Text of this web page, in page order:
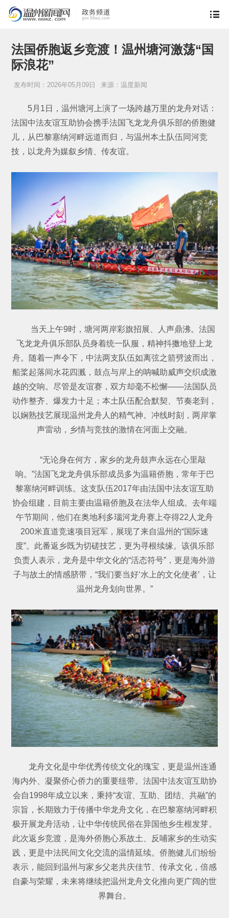
法国侨胞返乡竞渡！温州塘河激荡“国
际浪花”
发布时间：2026年05月09日 来源：温度新闻
5月1日，温州塘河上演了一场跨越万里的龙舟对话：
法国中法友谊互助协会携手法国飞龙龙舟俱乐部的侨胞健
儿，从巴黎塞纳河畔远道而归，与温州本土队伍同河竞
技，以龙舟为媒叙乡情、传友谊。
当天上午9时，塘河两岸彩旗招展、人声鼎沸。法国
飞龙龙舟俱乐部队员身着统一队服，精神抖擞地登上龙
舟。随着一声令下，中法两支队伍如离弦之箭劈波而出，
船桨起落间水花四溅，鼓点与岸上的呐喊助威声交织成激
越的交响。尽管是友谊赛，双方却毫不松懈——法国队员
动作整齐、爆发力十足；本土队伍配合默契、节奏老到，
以娴熟技艺展现温州龙舟人的精气神。冲线时刻，两岸掌
声雷动，乡情与竞技的激情在河面上交融。
“无论身在何方，家乡的龙舟鼓声永远在心里敲
响。”法国飞龙龙舟俱乐部成员多为温籍侨胞，常年于巴
黎塞纳河畔训练。这支队伍2017年由法国中法友谊互助
协会组建，目前主要由温籍侨胞及在法华人组成。去年端
午节期间，他们在奥地利多瑙河龙舟赛上夺得22人龙舟
200米直道竞速项目冠军，展现了来自温州的“国际速
度”。此番返乡既为切磋技艺，更为寻根续缘。该俱乐部
负责人表示，龙舟是中华文化的“活态符号”，更是海外游
子与故土的情感脐带，“我们要当好‘水上的文化使者’，让
温州龙舟划向世界。”
龙舟文化是中华优秀传统文化的瑰宝，更是温州连通
海内外、凝聚侨心侨力的重要纽带。法国中法友谊互助协
会自1998年成立以来，秉持“友谊、互助、团结、共融”的
宗旨，长期致力于传播中华龙舟文化，在巴黎塞纳河畔积
极开展龙舟活动，让中华传统民俗在异国他乡生根发芽。
此次返乡竞渡，是海外侨胞心系故土、反哺家乡的生动实
践，更是中法民间文化交流的温情延续。侨胞健儿们纷纷
表示，能回到温州与家乡父老共庆佳节、传承文化，倍感
自豪与荣耀，未来将继续把温州龙舟文化推向更广阔的世
界舞台。